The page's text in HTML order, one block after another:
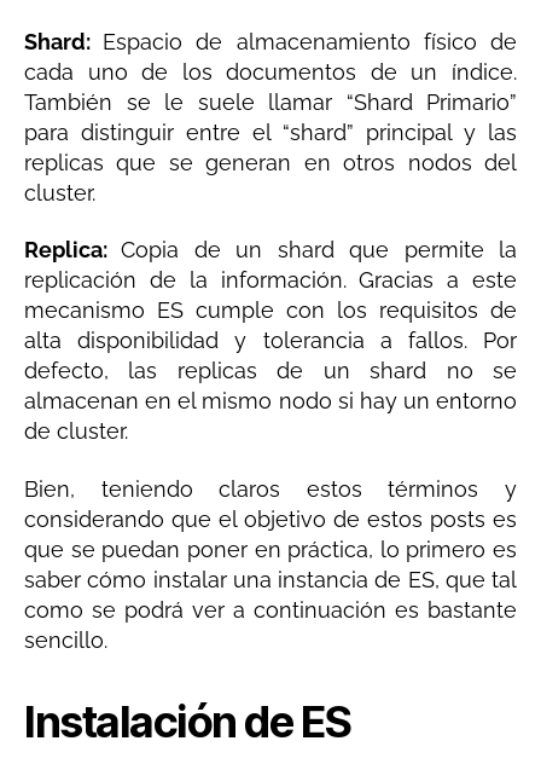
Shard: Espacio de almacenamiento físico de
cada uno de los documentos de un índice.
También se le suele llamar “Shard Primario”
para distinguir entre el “shard” principal y las
replicas que se generan en otros nodos del
cluster.
Replica:Copia de un shard que permite la
replicación de la información. Gracias a este
mecanismo ES cumple con los requisitos de
alta disponibilidad y tolerancia a fallos. Por
defecto, las replicas de un shard no se
almacenan en el mismo nodo si hay un entorno
de cluster.
Bien, teniendo claros estos términos y
considerando que el objetivo de estos posts es
que se puedan poner en práctica, lo primero es
saber cómo instalar una instancia de ES, que tal
como se podrá ver a continuación es bastante
sencillo.
Instalación de ES